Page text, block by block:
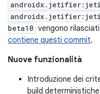
beta10 vengono
contiene questi commit.
Nuove funzionalità
Introduzione dei
build